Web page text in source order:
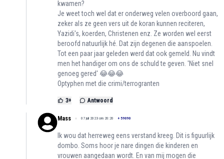
kwamen?
Je weet toch wel dat er onderweg velen overboord gaan,
zeker als ze geen vers uit de koran kunnen reciteren,
Yazidi's, koerden, Christenen enz. Ze worden wel eerst
beroofd natuurlijk hé. Dat zijn degenen die aanspoelen.
Tot een paar jaar geleden werd dat ook gemeld. Nu vindt
men het handiger om ons de schuld te geven. 'Niet snel
genoeg gered' 😂😂😂
Optyphen met die crimi/terrogranten
3+ Antwoord
Mass 07 juli 2023 om 20:20 + 59090
Ik wou dat herreweg eens verstand kreeg. Dit is figuurlijk
dombo. Soms hoor je nare dingen die kinderen en
vrouwen aangedaan wordt. En van mij mogen die